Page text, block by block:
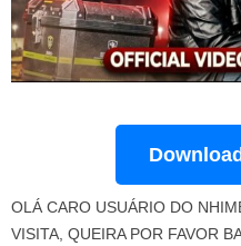
OLÁ CARO USUÁRIO DO
VISITA, QUEIRA POR FAVOR